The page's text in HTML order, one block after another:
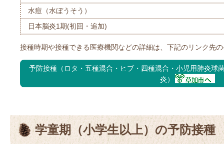
水痘（水ぼうそう）
日本脳炎1期(初回・追加)
接種時期や接種できる医療機関などの詳細は、下記のリンク先
予防接種（ロタ・五種混合・ヒブ・四種混合・小児用肺炎球
炎）
学童期（小学生以上）の予防接種